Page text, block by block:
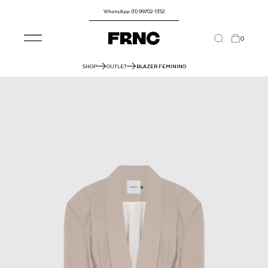
WhatsApp: (11) 99702-1352
0
SHOP OUTLET BLAZER FEMININO